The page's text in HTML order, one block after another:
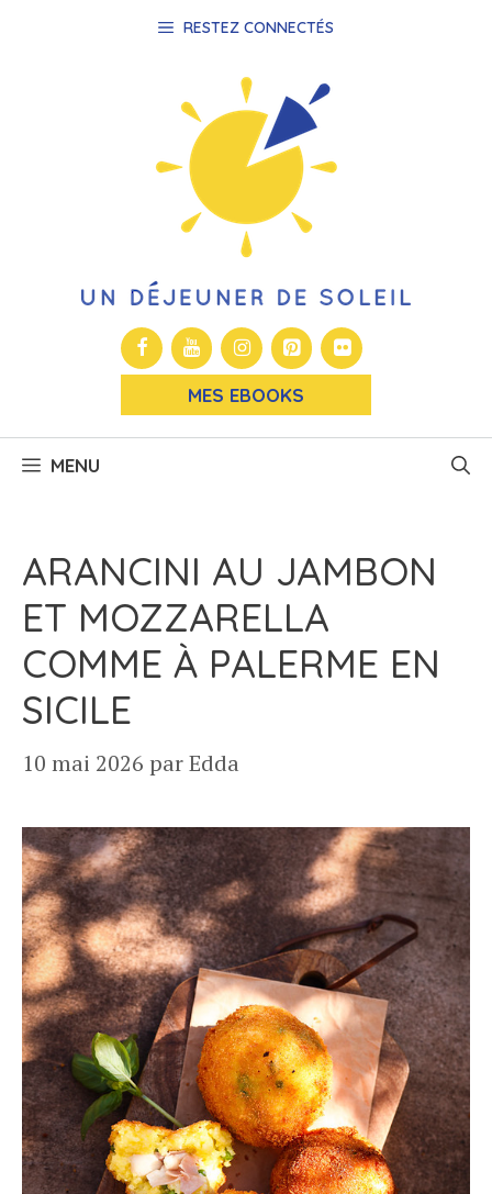
RESTEZ CONNECTÉS
MES EBOOKS
MENU
ARANCINI AU JAMBON
ET MOZZARELLA
COMME À PALERME EN
SICILE
10 mai 2026 parEdda